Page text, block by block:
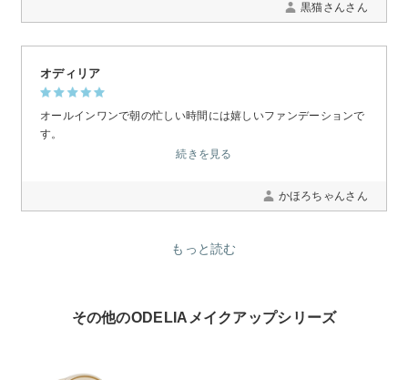
黒猫さんさん
オディリア
オールインワンで朝の忙しい時間には嬉しいファンデーションで
す。
薄付きで伸びが良くさっぱり仕上がります。
続きを見る
かほろちゃんさん
もっと読む
その他のODELIAメイクアップシリーズ